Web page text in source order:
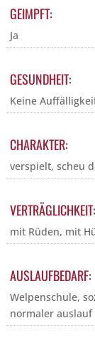
GEIMPFT:
Ja
GESUNDHEIT:
Keine
CHARAKTER:
verspielt, scheu
VERTRÄGLICHKEIT:
mit Rüden, mit
AUSLAUFBEDARF:
Welpenschule,
normaler auslauf